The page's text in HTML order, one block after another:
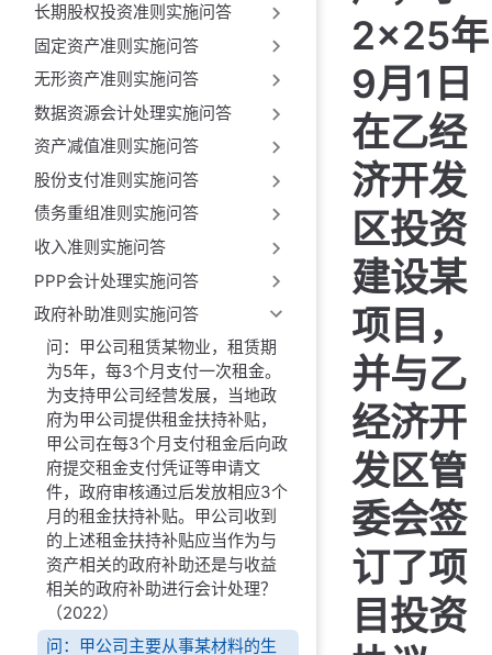
长期股权投资准则实施问答
固定资产准则实施问答
无形资产准则实施问答
数据资源会计处理实施问答
资产减值准则实施问答
股份支付准则实施问答
债务重组准则实施问答
收入准则实施问答
PPP会计处理实施问答
政府补助准则实施问答
问：甲公司租赁某物业，租赁期
为5年，每3个月支付一次租金。
为支持甲公司经营发展，当地政
府为甲公司提供租金扶持补贴，
甲公司在每3个月支付租金后向政
府提交租金支付凭证等申请文
件，政府审核通过后发放相应3个
月的租金扶持补贴。甲公司收到
的上述租金扶持补贴应当作为与
资产相关的政府补助还是与收益
相关的政府补助进行会计处理？
（2022）
问：甲公司主要从事某材料的生
2×25年
9月1日
在乙经
济开发
区投资
建设某
项目，
并与乙
经济开
发区管
委会签
订了项
目投资